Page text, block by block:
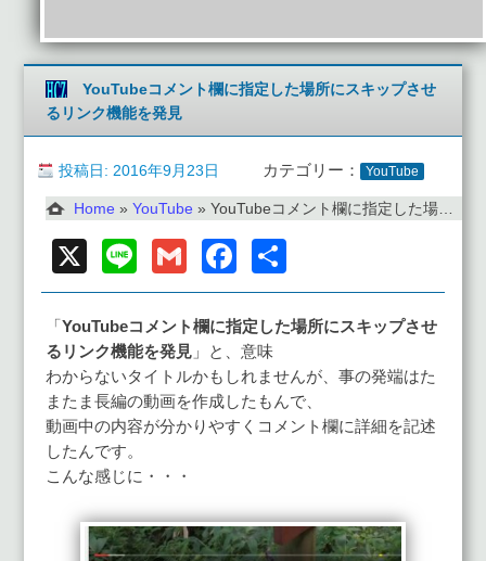
YouTubeコメント欄に指定した場所にスキップさせ
るリンク機能を発見
投稿日: 2016年9月23日 カテゴリー： YouTube
Home » YouTube » YouTubeコメント欄に指定した場所にスキップさせるリンク機能を発見
X Line GmailFacebook
有
「 YouTubeコメント欄に指定した場所にスキップさせ
るリンク機能を発見 」と、意味
わからないタイトルかもしれませんが、事の発端はた
またま長編の動画を作成したもんで、
動画中の内容が分かりやすくコメント欄に詳細を記述
したんです。
こんな感じに・・・